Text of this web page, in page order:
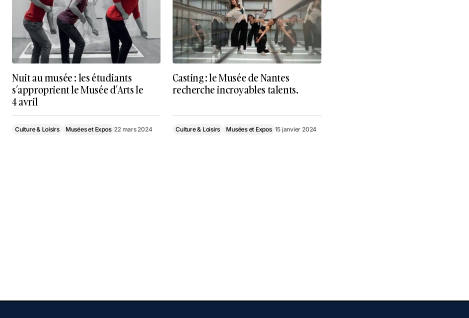
Nuit au musée : les étudiants
s’approprient le Musée d’Arts le
4 avril
Culture & Loisirs Musées et Expos 22 mars 2024
Casting : le Musée de Nantes
recherche incroyables talents.
Culture & Loisirs Musées et Expos 15 janvier 2024